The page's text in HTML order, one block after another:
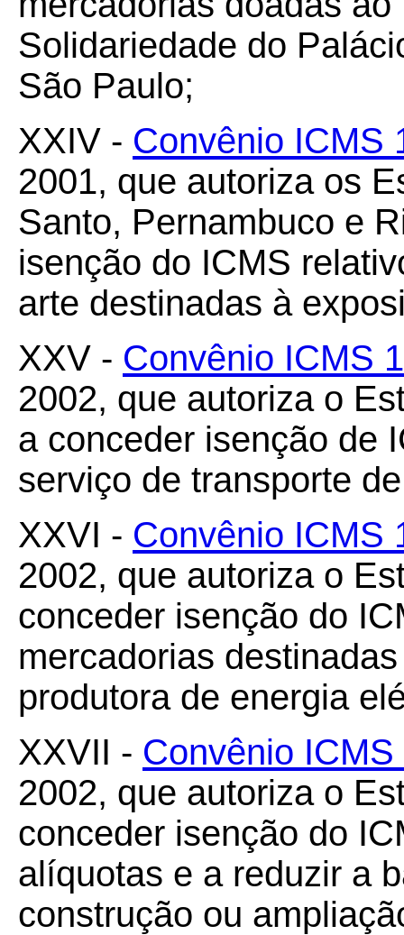
Solidariedade do
São Paulo;
XXIV - Convênio ICMS
2001, que autoriza os
Santo, Pernambuco e
isenção do ICMS
arte destinadas à
XXV - Convênio ICMS
2002, que autoriza o
a conceder isenção de
serviço de transporte
XXVI - Convênio ICMS
2002, que autoriza o
conceder isenção do
mercadorias
produtora de energia
XXVII - Convênio ICMS
2002, que autoriza o
conceder isenção do
alíquotas e a reduzir a
construção ou